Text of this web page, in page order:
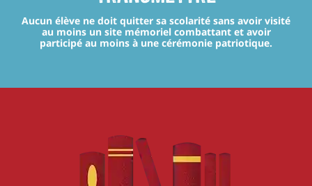
Aucun élève ne doit quitter sa scolarité sans avoir visité
au moins un site mémoriel combattant et avoir
participé au moins à une cérémonie patriotique.